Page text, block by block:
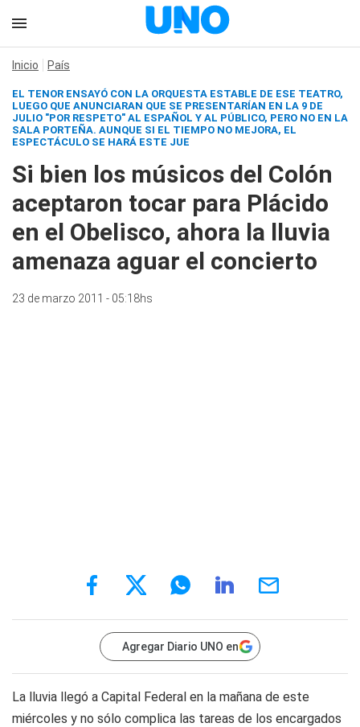
Inicio País
EL TENOR ENSAYÓ CON LA ORQUESTA ESTABLE DE ESE TEATRO,
LUEGO QUE ANUNCIARAN QUE SE PRESENTARÍAN EN LA 9 DE
JULIO "POR RESPETO" AL ESPAÑOL Y AL PÚBLICO, PERO NO EN LA
SALA PORTEÑA. AUNQUE SI EL TIEMPO NO MEJORA, EL
ESPECTÁCULO SE HARÁ ESTE JUE
Si bien los músicos del Colón
aceptaron tocar para Plácido
en el Obelisco, ahora la lluvia
amenaza aguar el concierto
23 de marzo 2011 - 05:18hs
Agregar Diario UNO en
La lluvia llegó a Capital Federal en la mañana de este
miércoles y no sólo complica las tareas de los encargados